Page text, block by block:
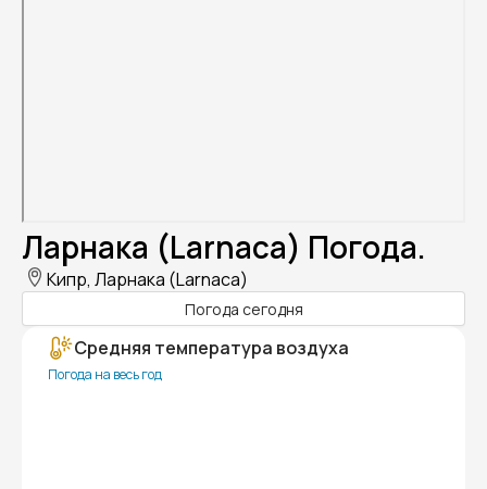
Ларнака (Larnaca) Погода.
Кипр, Ларнака (Larnaca)
Погода сегодня
Средняя температура воздуха
Погода на весь год